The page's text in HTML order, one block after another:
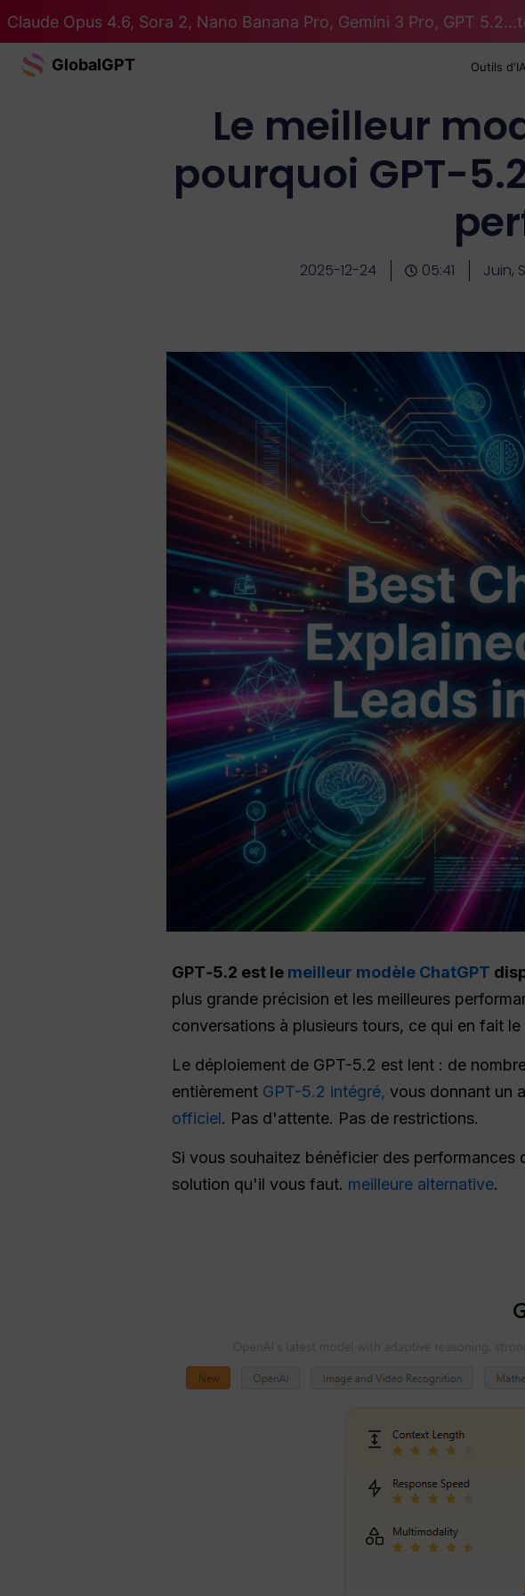
Claude Opus 4.6, Sora 2, Nano Banana Pro, Gemini 3 Pro, GPT
GlobalGPT Outils d'IA
Le meilleur
pourquoi GPT-
2025-12-24 05:41 Juin,
GPT‑5.2 est le meilleur modèle ChatGPT
plus grande précision et les meilleures
conversations à plusieurs tours, ce qui en fait
Le déploiement de GPT-5.2 est lent : de
entièrement GPT-5.2 intégré, vous donnant un
officiel. Pas d'attente. Pas de restrictions.
Si vous souhaitez bénéficier des performances
solution qu'il vous faut. meilleure alternative.